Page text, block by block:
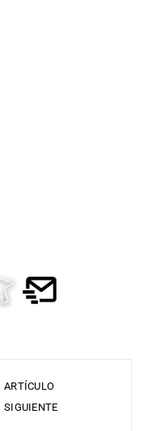
ARTÍCULO
SIGUIENTE